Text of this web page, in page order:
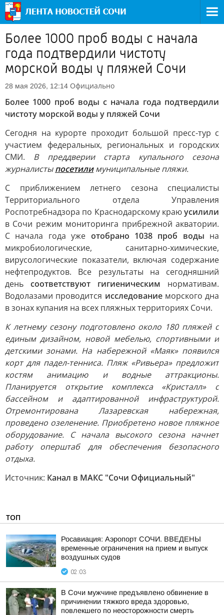
Более 1000 проб воды с начала
года подтвердили чистоту
морской воды у пляжей Сочи
28 мая 2026, 12:14 Официально
Более 1000 проб воды с начала года подтвердили
чистоту морской воды у пляжей Сочи
Сегодня на курорте проходит большой пресс-тур с
участием федеральных, региональных и городских
СМИ. В преддверии старта купального сезона
журналистыпосетилимуниципальные пляжи.
С приближением летнего сезона специалисты
Территориального отдела Управления
Роспотребнадзора по Краснодарскому краюусилили
в Сочи режим мониторинга прибрежной акватории.
С начала года уже отобрано 1038 проб воды на
микробиологические, санитарно-химические,
вирусологические показатели, включая содержание
нефтепродуктов. Все результаты на сегодняшний
день соответствуют гигиеническим нормативам.
Водолазами проводится исследованиеморского дна
в зонах купания на всех пляжных территориях Сочи.
К летнему сезону подготовлено около 180 пляжей с
единым дизайном, новой мебелью, спортивными и
детскими зонами. На набережной «Маяк» появился
корт для падел-тенниса. Пляж «Ривьера» предложит
костям анимацию и водные аттракционы.
Планируется открытие комплекса «Кристалл» с
бассейном и адаптированной инфраструктурой.
Отремонтирована Лазаревская набережная,
проведено озеленение. Приобретено новое пляжное
оборудование. С начала высокого сезона начнет
работу оперштаб для обеспечения безопасного
отдыха.
Источник: Канал в МАКС "Сочи Официальный"
ТОП
Росавиация: Аэропорт СОЧИ. ВВЕДЕНЫ
временные ограничения на прием и выпуск
воздушных судов
02:03
В Сочи мужчине предъявлено обвинение в
причинении тяжкого вреда здоровью,
повлекшего по неосторожности смерть